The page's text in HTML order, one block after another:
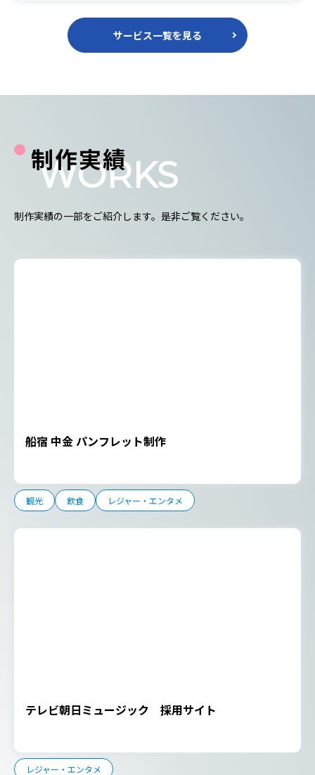
サービス一覧を見る
制作実績
WORKS
制作実績の一部をご紹介します。是非ご覧ください。
船宿 中金 パンフレット制作
観光 飲食 レジャー・エンタメ
テレビ朝日ミュージック 採用サイト
レジャー・エンタメ